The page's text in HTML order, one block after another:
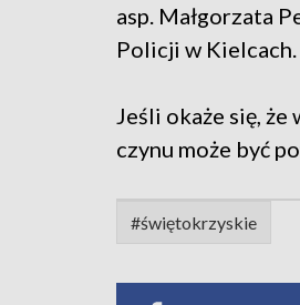
asp. Małgorzata
Policji w Kielcach.
Jeśli okaże się,
czynu może być
#świętokrzyskie